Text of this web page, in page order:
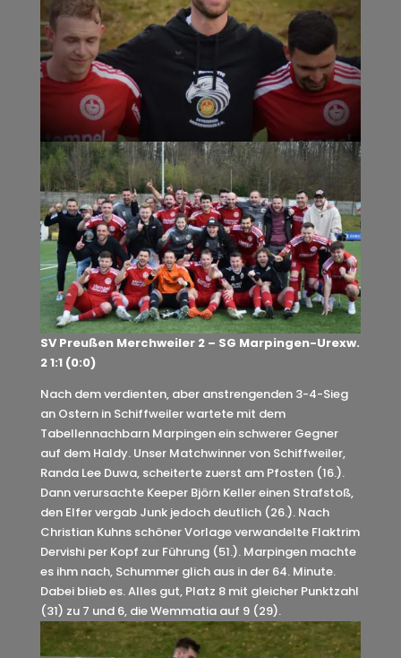
SV Preußen Merchweiler 2 – SG Marpingen-Urexw.
2 1:1 (0:0)
Nach dem verdienten, aber anstrengenden 3-4-Sieg
an Ostern in Schiffweiler wartete mit dem
Tabellennachbarn Marpingen ein schwerer Gegner
auf dem Haldy. Unser Matchwinner von Schiffweiler,
Randa Lee Duwa, scheiterte zuerst am Pfosten (16.).
Dann verursachte Keeper Björn Keller einen Strafstoß,
den Elfer vergab Junk jedoch deutlich (26.). Nach
Christian Kuhns schöner Vorlage verwandelte Flaktrim
Dervishi per Kopf zur Führung (51.). Marpingen machte
es ihm nach, Schummer glich aus in der 64. Minute.
Dabei blieb es. Alles gut, Platz 8 mit gleicher Punktzahl
(31) zu 7 und 6, die Wemmatia auf 9 (29).